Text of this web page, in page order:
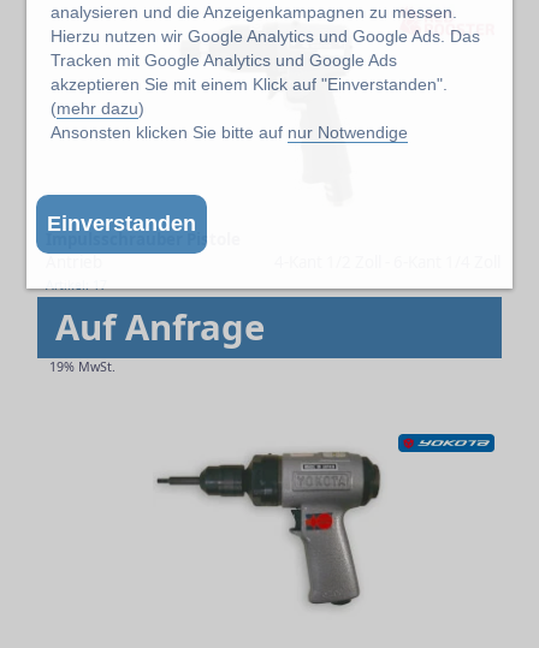
analysieren und die Anzeigenkampagnen zu messen.
Hierzu nutzen wir Google Analytics und Google Ads. Das
Tracken mit Google Analytics und Google Ads
akzeptieren Sie mit einem Klick auf "Einverstanden".
(mehr dazu)
Ansonsten klicken Sie bitte auf nur Notwendige
Einverstanden
Impulsschrauber Pistole
Artikel: 17
Auf Anfrage
19% MwSt.